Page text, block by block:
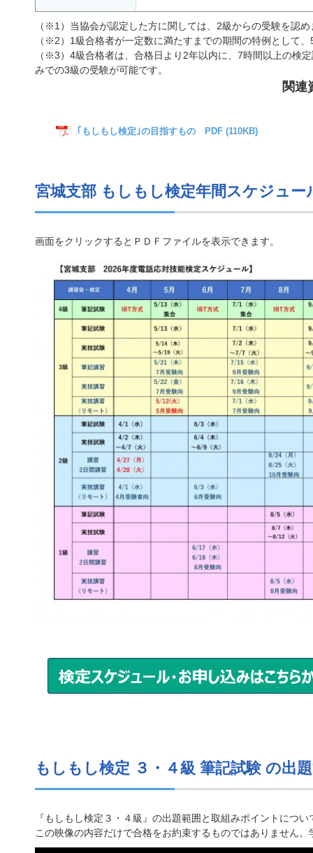
（※1）当協会が認定した方に関しては、2級からの受験を認め
（※2）1級合格者が一定数に満たすまでの期間の特例として
（※3）4級合格者は、合格日より2年以内に、7時間以上の検
みでの3級の受験が可能です。
関連
｢もしもし検定｣の目指すもの PDF (110KB)
宮城支部 もしもし検定年間スケジュー
画面をクリックするとＰＤＦファイルを表示できます。
もしもし検定 ３・４級 筆記試験 の出
『もしもし検定３・４級』の出題範囲と取組みポイントにつ
この映像の内容だけで合格をお約束するものではありません